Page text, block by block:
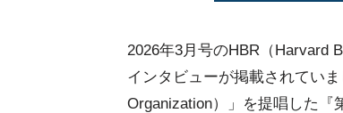
2026年3月号のHBR（Harvard
インタビューが掲載されてい
Organization）」を提唱した『